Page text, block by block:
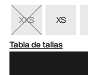
XXS XS
Tabla de tallas